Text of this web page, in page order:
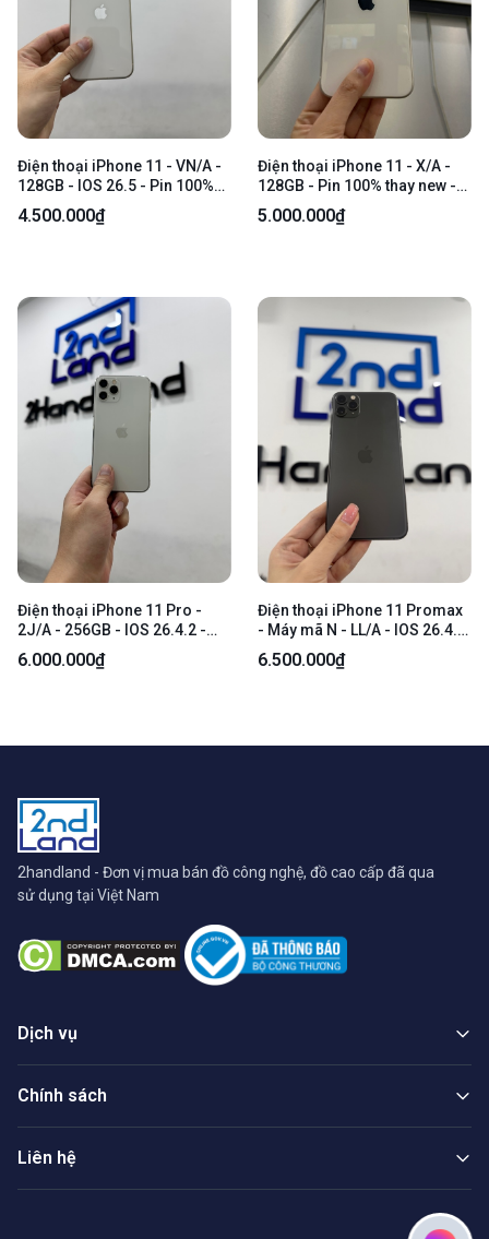
Điện thoại iPhone 11 - VN/A -
128GB - IOS 26.5 - Pin 100%
thay new - Màu trắng - Ngoại
hình 97% - Màn ám xanh viền -
4.500.000₫
Điện thoại iPhone 11 - X/A -
128GB - Pin 100% thay new -
Màu trắng - Ngoại hình: 97% -
Đã thay màn - Body
5.000.000₫
Điện thoại iPhone 11 Pro -
2J/A - 256GB - IOS 26.4.2 -
Pin 100% - Màu trắng - Ngoại
hình 97% - Màn ám - Body
6.000.000₫
Điện thoại iPhone 11 Promax
- Máy mã N - LL/A - IOS 26.4.2
- 256gb - Màu xám - Pin thay
100% - Ngoại hình 96% - Màn
6.500.000₫
2handland - Đơn vị mua bán đồ công nghệ, đồ cao cấp đã qua
sử dụng tại Việt Nam
Dịch vụ
Chính sách
Liên hệ